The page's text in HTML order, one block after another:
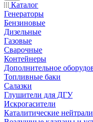
Каталог
Генераторы
Бензиновые
Дизельные
Газовые
Сварочные
Контейнеры
Дополнительное
Топливные баки
Салазки
Глушители для ДГУ
Искрогасители
Каталитические